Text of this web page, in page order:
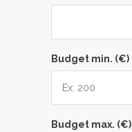
Budget min. (€)
Budget max. (€)